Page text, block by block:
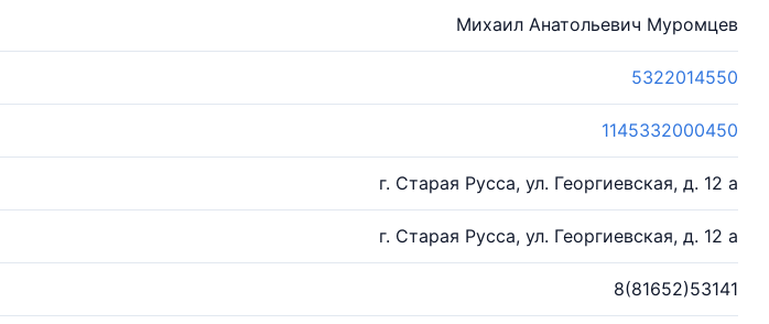
Михаил Анатольевич Муромцев
5322014550
1145332000450
г. Старая Русса, ул. Георгиевская, д. 12 а
г. Старая Русса, ул. Георгиевская, д. 12 а
8(81652)53141